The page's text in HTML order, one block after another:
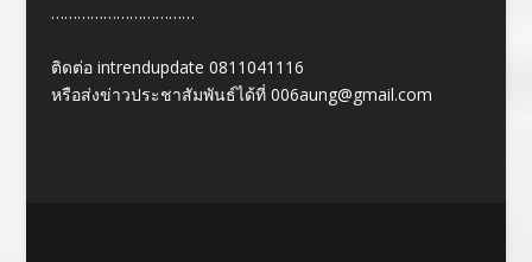
……………………………
ติดต่อ intrendupdate 0811041116
หรือส่งข่าวประชาสัมพันธ์ได้ที่ 006aung@gmail.com